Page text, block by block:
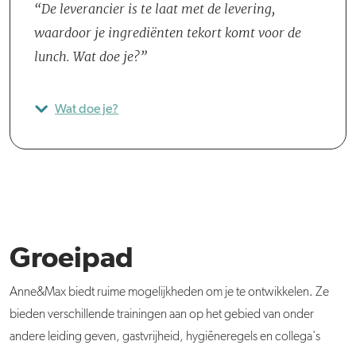
De leverancier is te laat met de levering,
waardoor je ingrediënten tekort komt voor de
lunch. Wat doe je?
Wat doe je?
Groeipad
Anne&Max biedt ruime mogelijkheden om je te ontwikkelen. Ze
bieden verschillende trainingen aan op het gebied van onder
andere leiding geven, gastvrijheid, hygiëneregels en collega's